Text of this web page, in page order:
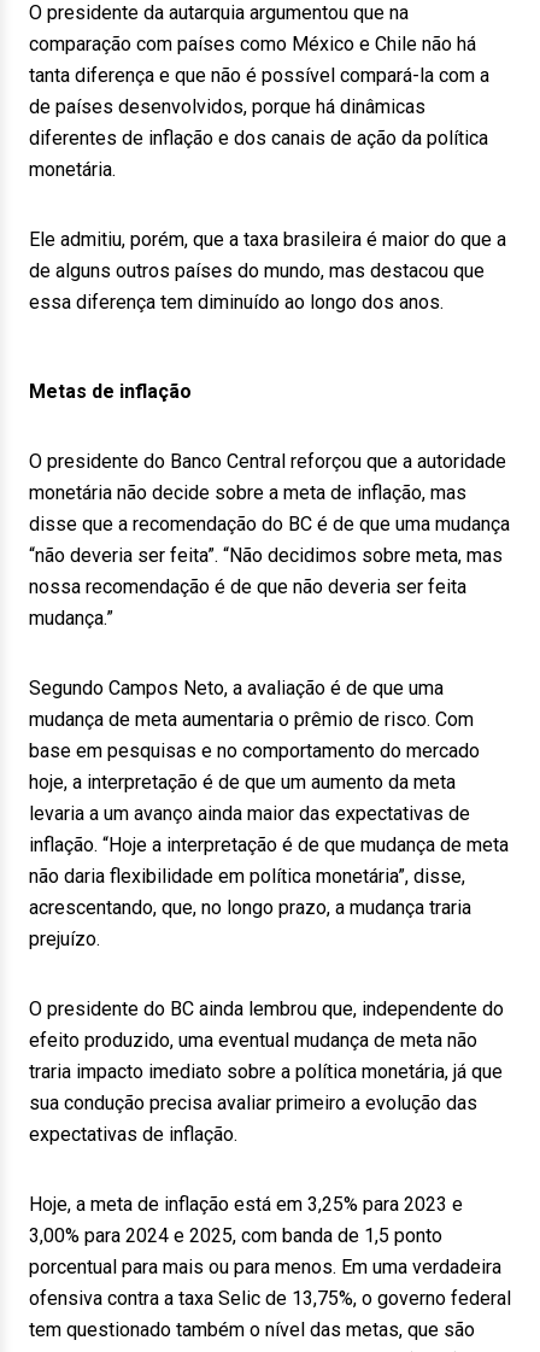
O presidente da autarquia argumentou que na
comparação com países como México e Chile não há
tanta diferença e que não é possível compará-la com a
de países desenvolvidos, porque há dinâmicas
diferentes de inflação e dos canais de ação da política
monetária.
Ele admitiu, porém, que a taxa brasileira é maior do que a
de alguns outros países do mundo, mas destacou que
essa diferença tem diminuído ao longo dos anos.
Metas de inflação
O presidente do Banco Central reforçou que a autoridade
monetária não decide sobre a meta de inflação, mas
disse que a recomendação do BC é de que uma mudança
“não deveria ser feita”. “Não decidimos sobre meta, mas
nossa recomendação é de que não deveria ser feita
mudança.”
Segundo Campos Neto, a avaliação é de que uma
mudança de meta aumentaria o prêmio de risco. Com
base em pesquisas e no comportamento do mercado
hoje, a interpretação é de que um aumento da meta
levaria a um avanço ainda maior das expectativas de
inflação. “Hoje a interpretação é de que mudança de meta
não daria flexibilidade em política monetária”, disse,
acrescentando, que, no longo prazo, a mudança traria
prejuízo.
O presidente do BC ainda lembrou que, independente do
efeito produzido, uma eventual mudança de meta não
traria impacto imediato sobre a política monetária, já que
sua condução precisa avaliar primeiro a evolução das
expectativas de inflação.
Hoje, a meta de inflação está em 3,25% para 2023 e
3,00% para 2024 e 2025, com banda de 1,5 ponto
porcentual para mais ou para menos. Em uma verdadeira
ofensiva contra a taxa Selic de 13,75%, o governo federal
tem questionado também o nível das metas, que são